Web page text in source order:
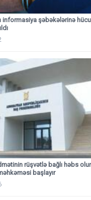
informasiya şəbəkələrinə
rüşvətlə bağlı həbs
başlayır